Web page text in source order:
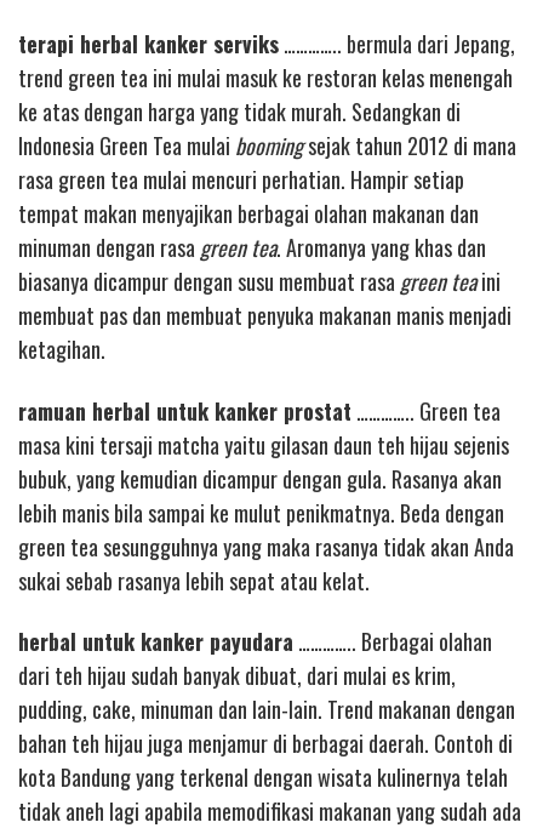
terapi herbal kanker serviks………….. bermula dari Jepang,
trend green tea ini mulai masuk ke restoran kelas menengah
ke atas dengan harga yang tidak murah. Sedangkan di
Indonesia Green Tea mulai boomingsejak tahun 2012 di mana
rasa green tea mulai mencuri perhatian. Hampir setiap
tempat makan menyajikan berbagai olahan makanan dan
minuman dengan rasa green tea. Aromanya yang khas dan
biasanya dicampur dengan susu membuat rasa green teaini
membuat pas dan membuat penyuka makanan manis menjadi
ketagihan.
ramuan herbal untuk kanker prostat ………….. Green tea
masa kini tersaji matcha yaitu gilasan daun teh hijau sejenis
bubuk, yang kemudian dicampur dengan gula. Rasanya akan
lebih manis bila sampai ke mulut penikmatnya. Beda dengan
green tea sesungguhnya yang maka rasanya tidak akan Anda
sukai sebab rasanya lebih sepat atau kelat.
herbal untuk kanker payudara ………….. Berbagai olahan
dari teh hijau sudah banyak dibuat, dari mulai es krim,
pudding, cake, minuman dan lain-lain. Trend makanan dengan
bahan teh hijau juga menjamur di berbagai daerah. Contoh di
kota Bandung yang terkenal dengan wisata kulinernya telah
tidak aneh lagi apabila memodifikasi makanan yang sudah ada